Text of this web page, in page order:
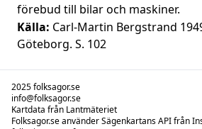
förebud till bilar och maskiner.
Källa: Carl-Martin Bergstrand
Göteborg. S. 102
2025 folksagor.se
info@folksagor.se
Kartdata från Lantmäteriet
Folksagor.se använder Sägenkartans API från